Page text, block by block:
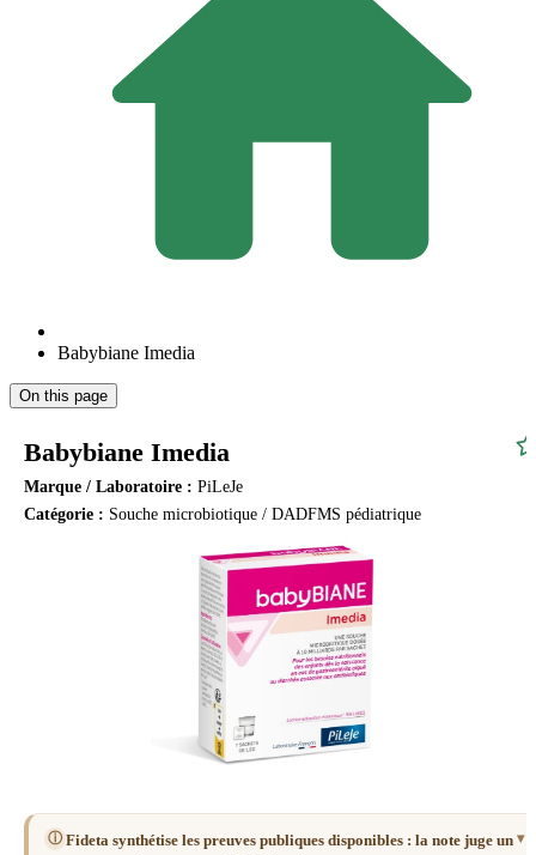
Babybiane Imedia
On this page
Babybiane Imedia
Marque / Laboratoire : PiLeJe
Catégorie : Souche microbiotique / DADFMS pédiatrique
ⓘ Fideta synthétise les preuves publiques disponibles : la note juge un